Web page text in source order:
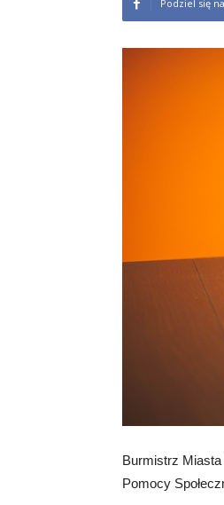
Podziel się
Burmistrz
Pomocy